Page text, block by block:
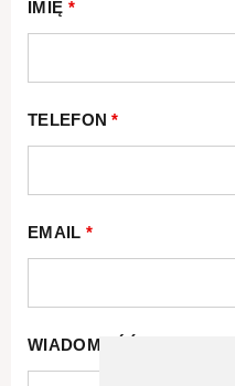
IMIĘ *
TELEFON*
EMAIL *
WIADOMOŚĆ